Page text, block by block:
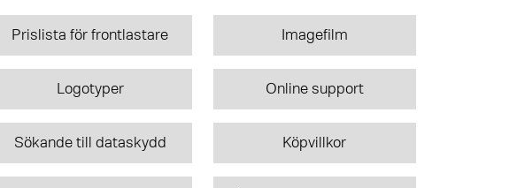
Prislista för frontlastare Imagefilm
Logotyper Online support
Sökande till dataskydd Köpvillkor